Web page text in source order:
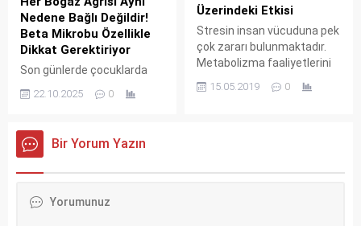
advanced channel-opening
quality of Sapphire FUE with
the direct...
disleksi, bir eksiklik ya da
düzeltilebilen...
Nedene Bağlı Değildir!
Beta Mikrobu Özellikle
Dikkat Gerektiriyor
Son günlerde çocuklarda
önemli bir kısmı, halk
olarak bilinen bir bakteriden
kaynaklanıyor. Özellikle okul
sadece basit bir ağrıya
22.10.2025 0
Üzerindeki Etkisi
Stresin insan vücuduna pek
çok zararı bulunmaktadır.
Metabolizma faaliyetlerini
yavaşlatır veya normalden
çok hızlı çalışmasını sağlar.
insan vücuduna en fazla
15.05.2019 0
Bir Yorum Yazın